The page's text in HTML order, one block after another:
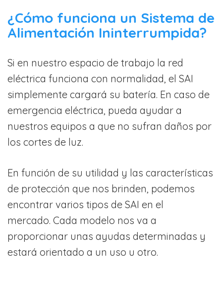
¿Cómo funciona un Sistema de
Alimentación Ininterrumpida?
Si en nuestro espacio de trabajo la red
eléctrica funciona con normalidad, el SAI
simplemente cargará su batería. En caso de
emergencia eléctrica, pueda ayudar a
nuestros equipos a que no sufran daños por
los cortes de luz.
En función de su utilidad y las características
de protección que nos brinden, podemos
encontrar varios tipos de SAI en el
mercado. Cada modelo nos va a
proporcionar unas ayudas determinadas y
estará orientado a un uso u otro.